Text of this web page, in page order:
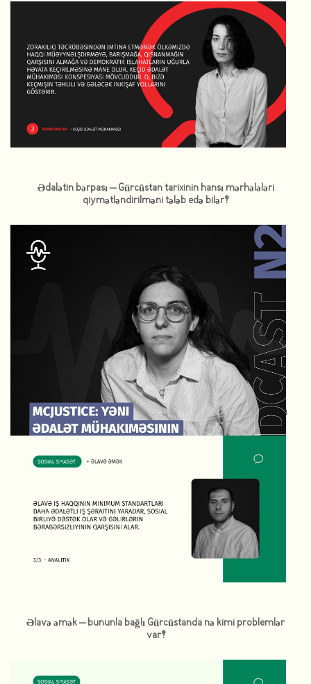
Ədalətin bərpası – Gürcüstan tarixinin hansı mərhələləri
qiymətləndirilməni tələb edə bilər?
McJustice: yəni ədalət mühakiməsinin Makdonaldslaşdırılması
Əlavə əmək – bununla bağlı Gürcüstanda nə kimi problemlər
var?